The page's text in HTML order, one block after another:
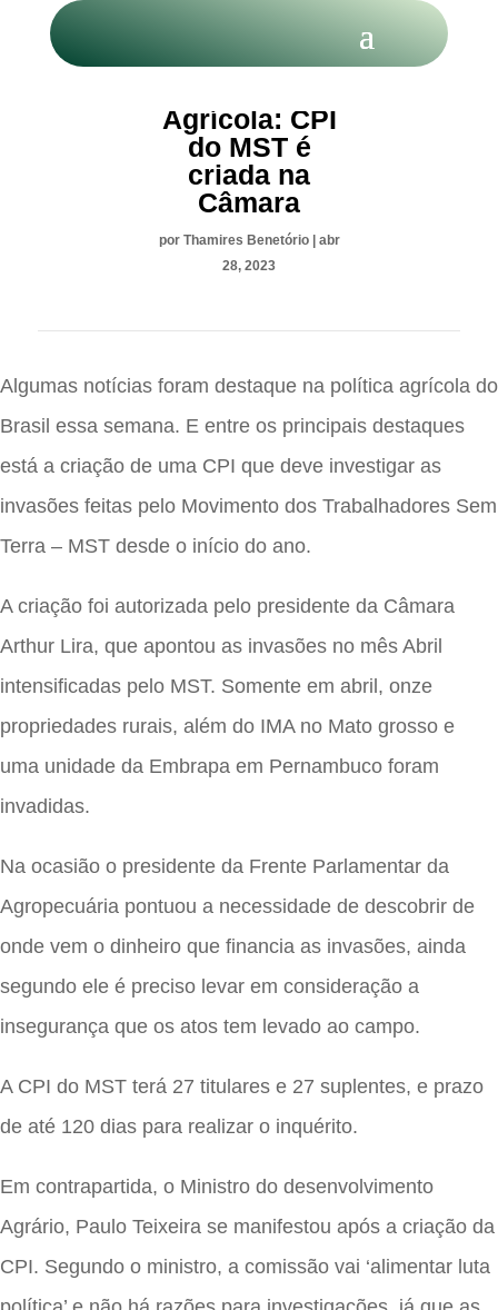
Agrícola: CPI
do MST é
criada na
Câmara
por Thamires Benetório| abr
28, 2023
Algumas notícias foram destaque na política agrícola do
Brasil essa semana. E entre os principais destaques
está a criação de uma CPI que deve investigar as
invasões feitas pelo Movimento dos Trabalhadores Sem
Terra – MST desde o início do ano.
A criação foi autorizada pelo presidente da Câmara
Arthur Lira, que apontou as invasões no mês Abril
intensificadas pelo MST. Somente em abril, onze
propriedades rurais, além do IMA no Mato grosso e
uma unidade da Embrapa em Pernambuco foram
invadidas.
Na ocasião o presidente da Frente Parlamentar da
Agropecuária pontuou a necessidade de descobrir de
onde vem o dinheiro que financia as invasões, ainda
segundo ele é preciso levar em consideração a
insegurança que os atos tem levado ao campo.
A CPI do MST terá 27 titulares e 27 suplentes, e prazo
de até 120 dias para realizar o inquérito.
Em contrapartida, o Ministro do desenvolvimento
Agrário, Paulo Teixeira se manifestou após a criação da
CPI. Segundo o ministro, a comissão vai ‘alimentar luta